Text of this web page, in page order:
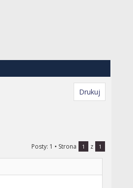
Drukuj
Posty: 1 • Strona 1 z 1